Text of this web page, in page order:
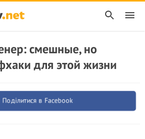
смешные, но
для этой жизни
Поділитися в Facebook